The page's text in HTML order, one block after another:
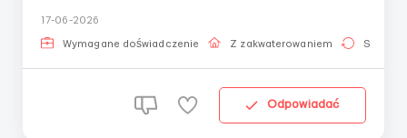
dezorientacji i skłonność do ucieczek.Mieszka z żoną,
która nie wymaga opieki. Opiekun mus...
17-06-2026
Wymagane doświadczenie Z zakwaterowaniem Stała
Odpowiadać